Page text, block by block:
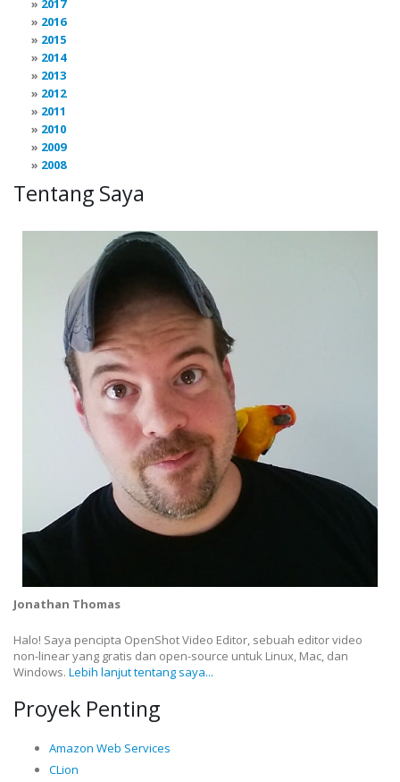
2017
2016
2015
2014
2013
2012
2011
2010
2009
2008
Tentang Saya
Jonathan Thomas
Halo! Saya pencipta OpenShot Video Editor, sebuah editor video
non-linear yang gratis dan open-source untuk Linux, Mac, dan
Windows. Lebih lanjut tentang saya...
Proyek Penting
Amazon Web Services
CLion